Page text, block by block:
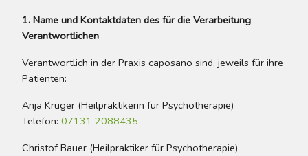
1. Name und Kontaktdaten des für die Verarbeitung
Verantwortlichen
Verantwortlich in der Praxis caposano sind, jeweils für ihre
Patienten:
Anja Krüger (Heilpraktikerin für Psychotherapie)
Telefon: 07131 2088435
Christof Bauer (Heilpraktiker für Psychotherapie)